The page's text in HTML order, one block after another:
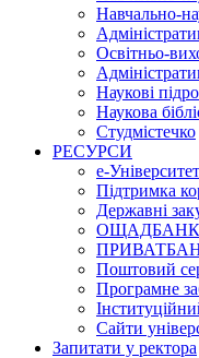
Навчально-
Освітньо-
Наукові
Наукова
Студмістечко
РЕСУРСИ
е-Університет
Підтримка
Державні
ОЩАДБАНК
Поштовий
Програмне
Сайти
Запитати у ректора